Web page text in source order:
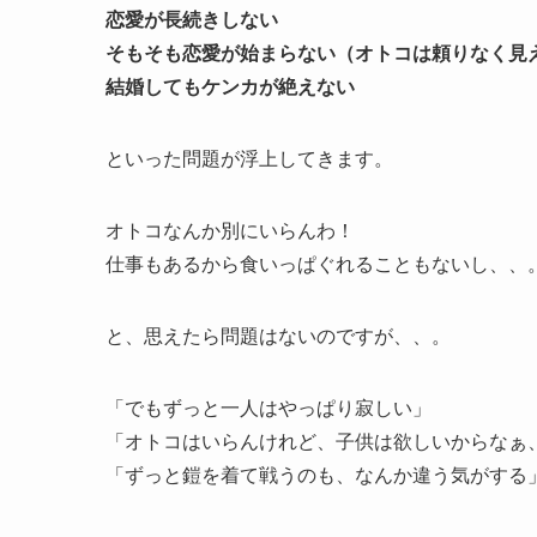
恋愛が長続きしない
そもそも恋愛が始まらない（オトコは頼りなく見
結婚してもケンカが絶えない
といった問題が浮上してきます。
オトコなんか別にいらんわ！
仕事もあるから食いっぱぐれることもないし、、。
と、思えたら問題はないのですが、、。
「でもずっと一人はやっぱり寂しい」
「オトコはいらんけれど、子供は欲しいからなぁ
「ずっと鎧を着て戦うのも、なんか違う気がする」